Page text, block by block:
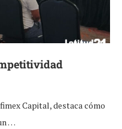
Capital, destaca cómo
…